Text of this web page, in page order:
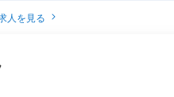
人を見る